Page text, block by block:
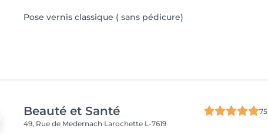
Pose vernis classique ( sans pédicure)
Beauté et Santé
75
49, Rue de Medernach Larochette L-7619